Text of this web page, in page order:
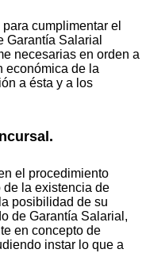
cumplimentar el
Garantía Salarial
necesarias en orden a
económica de la
a ésta y a los
el procedimiento
la existencia de
posibilidad de su
de Garantía Salarial,
en concepto de
instar lo que a